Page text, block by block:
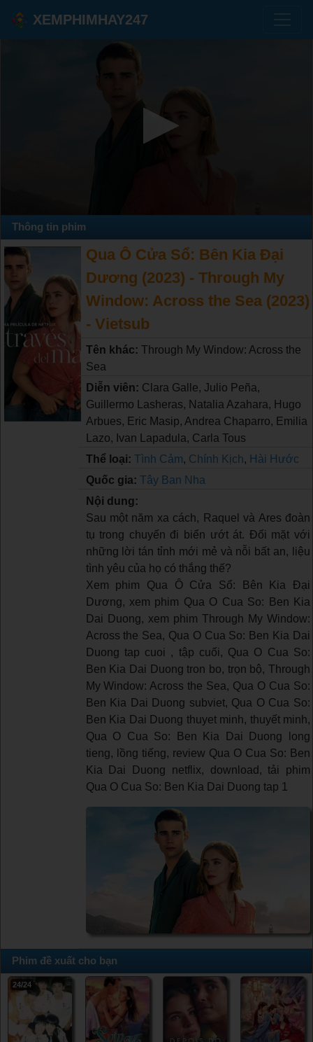
XEMPHIMHAY247
Thông tin phim
Qua Ô Cửa Sổ: Bên Kia Đại
Dương (2023) - Through My
Window: Across the Sea (2023)
- Vietsub
Tên khác: Through My Window: Across the
Sea
Diễn viên: Clara Galle, Julio Peña,
Guillermo Lasheras, Natalia Azahara, Hugo
Arbues, Eric Masip, Andrea Chaparro, Emilia
Lazo, Ivan Lapadula, Carla Tous
Thể loại: Tình Cảm, Chính Kịch, Hài Hước
Quốc gia: Tây Ban Nha
Nội dung:
Sau một năm xa cách, Raquel và Ares đoàn
tụ trong chuyến đi biển ướt át. Đối mặt với
những lời tán tỉnh mới mẻ và nỗi bất an, liệu
tình yêu của họ có thắng thế?
Xem phim Qua Ô Cửa Sổ: Bên Kia Đại
Dương, xem phim Qua O Cua So: Ben Kia
Dai Duong, xem phim Through My Window:
Across the Sea, Qua O Cua So: Ben Kia Dai
Duong tap cuoi , tập cuối, Qua O Cua So:
Ben Kia Dai Duong tron bo, trọn bộ, Through
My Window: Across the Sea, Qua O Cua So:
Ben Kia Dai Duong subviet, Qua O Cua So:
Ben Kia Dai Duong thuyet minh, thuyết minh,
Qua O Cua So: Ben Kia Dai Duong long
tieng, lồng tiếng, review Qua O Cua So: Ben
Kia Dai Duong netflix, download, tải phim
Qua O Cua So: Ben Kia Dai Duong tap 1
Phim đề xuất cho bạn
24/24